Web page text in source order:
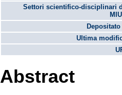
Settori scientifico-disciplinari
Ultima
Abstract